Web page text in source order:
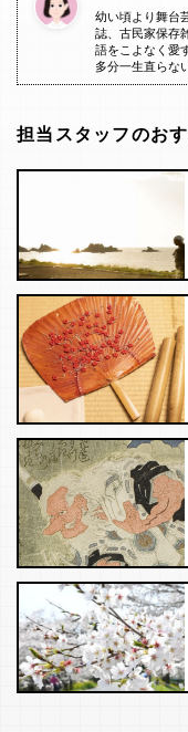
幼い頃より舞台
誌、古民家保存
語をこよなく愛
多分一生直らな
担当スタッフのお